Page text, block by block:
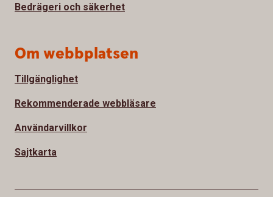
Bedrägeri och säkerhet
Om webbplatsen
Tillgänglighet
Rekommenderade webbläsare
Användarvillkor
Sajtkarta